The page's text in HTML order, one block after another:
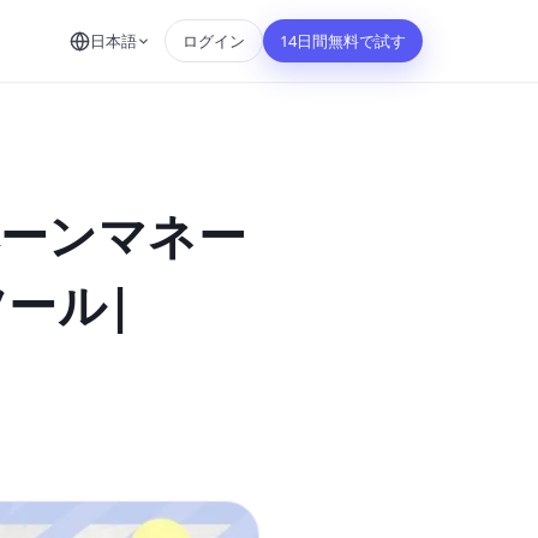
日本語 ログイン 14日間無料で試す
ンマネー
ル|